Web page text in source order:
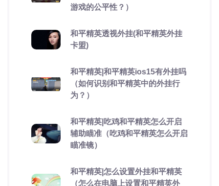
游戏的公平性？）
和平精英透视外挂(和平精英外挂
卡盟)
和平精英|和平精英ios15有外挂吗
（如何识别和平精英中的外挂行
为？）
和平精英|吃鸡和平精英怎么开启
辅助瞄准（吃鸡和平精英怎么开启
瞄准镜）
和平精英|怎么设置外挂和平精英
（怎么在电脑上设置和平精英外